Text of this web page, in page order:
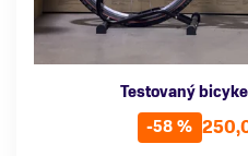
Testovaný
-58 %